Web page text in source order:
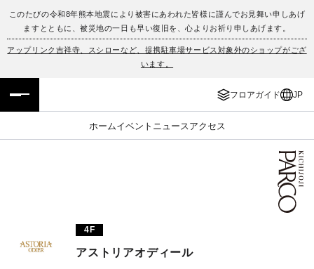
このたびの令和8年熊本地震により被害にあわれた皆様に謹んでお見舞い申しあげ
ますとともに、被災地の一日も早い復旧を、心よりお祈り申しあげます。
アップリンク吉祥寺、スシローなど、提携駐車場サービス対象外のショップがござ
います。
フロアガイド JP
ホームイベント ニュース アクセス
フロアガイド
イベント・ポップアップ
ニュース
PARCOメンバーズ
ENGLISH
簡体字
한국어
4F
アストリアオディール